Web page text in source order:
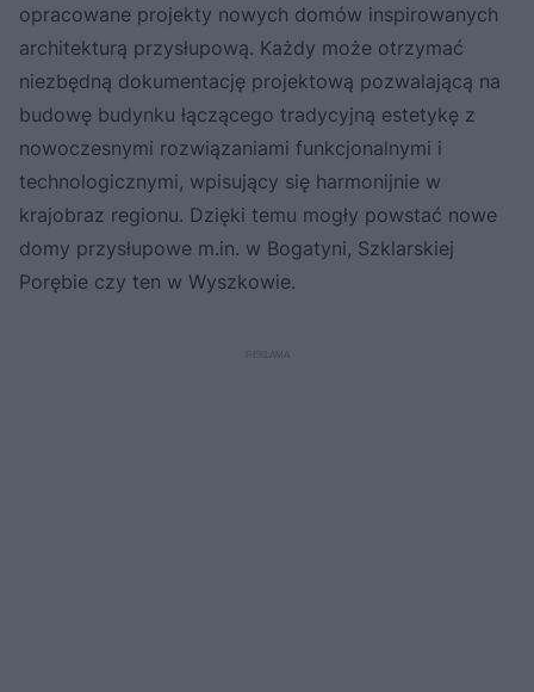
opracowane projekty nowych domów inspirowanych
architekturą przysłupową. Każdy może otrzymać
niezbędną dokumentację projektową pozwalającą na
budowę budynku łączącego tradycyjną estetykę z
nowoczesnymi rozwiązaniami funkcjonalnymi i
technologicznymi, wpisujący się harmonijnie w
krajobraz regionu. Dzięki temu mogły powstać nowe
domy przysłupowe m.in. w Bogatyni, Szklarskiej
Porębie czy ten w Wyszkowie.